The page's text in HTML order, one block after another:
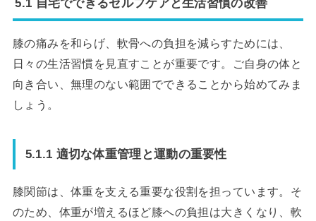
膝の痛みを和らげ、軟骨への負担を減らすためには、
日々の生活習慣を見直すことが重要です。ご自身の体と
向き合い、無理のない範囲でできることから始めてみま
しょう。
5.1.1 適切な体重管理と運動の重要性
膝関節は、体重を支える重要な役割を担っています。そ
のため、体重が増えるほど膝への負担は大きくなり、軟